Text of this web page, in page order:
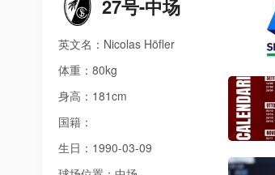
27号-中场
英文名：Nicolas Höfler
体重：80kg
身高：181cm
国籍：
生日：1990-03-09